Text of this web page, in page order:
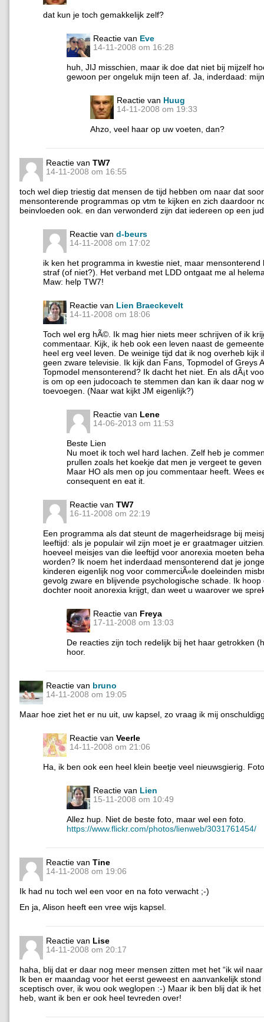
dat kun je toch gemakkelijk zelf?
Reactie van Eve
14-11-2008 om 16:28
huh, JIJ misschien, maar ik doe dat niet bij mijzelf
gewoon per ongeluk mijn teen af. Ja, inderdaad:
Reactie van Huug
14-11-2008 om 19:33
Ahzo, veel haar op uw voeten, dan?
Reactie van TW7
14-11-2008 om 16:55
toch wel diep triestig dat mensen de tijd hebben om naar dat
mensonterende programmas op vtm te kijken en zich daardoor
beinvloeden ook. en dan verwonderd zijn dat iedereen op een
Reactie van d-beurs
14-11-2008 om 17:02
ik ken het programma in kwestie niet, maar mensonterend
straf (of niet?). Het verband met LDD ontgaat me al
Maw: help TW7!
Reactie van Lien Braeckevelt
14-11-2008 om 18:06
Toch wel erg hÃ©. Ik mag hier niets meer schrijven of ik
commentaar. Kijk, ik heb ook een leven naast de
heel erg veel leven. De weinige tijd dat ik nog overheb kijk
geen zware televisie. Ik kijk dan Fans, Topmodel of Greys
Topmodel mensonterend? Ik dacht het niet. En als dÃ¡t
is om op een judocoach te stemmen dan kan ik daar nog
toevoegen. (Naar wat kijkt JM eigenlijk?)
Reactie van Lene
14-06-2013 om 11:53
Beste Lien
Nu moet ik toch wel hard lachen. Zelf heb je
prullen zoals het koekje dat men je vergeet te geven
Maar HO als men op jou commentaar heeft. Wees
consequent en eat it.
Reactie van TW7
16-11-2008 om 22:19
Een programma als dat steunt de magerheidsrage bij
leeftijd: als je populair wil zijn moet je er graatmager
hoeveel meisjes van die leeftijd voor anorexia moeten
worden? Ik noem het inderdaad mensonterend dat je
kinderen eigenlijk nog voor commerciÃ«le doeleinden
gevolg zware en blijvende psychologische schade. Ik hoop
dochter nooit anorexia krijgt, dan weet u waarover we
Reactie van Freya
17-11-2008 om 13:03
De reacties zijn toch redelijk bij het haar getrokken
hoor.
Reactie van bruno
14-11-2008 om 19:05
Maar hoe ziet het er nu uit, uw kapsel, zo vraag ik mij
Reactie van Veerle
14-11-2008 om 21:06
Ha, ik ben ook een heel klein beetje veel nieuwsgierig.
Reactie van Lien
15-11-2008 om 10:49
Allez hup. Niet de beste foto, maar wel een foto.
https://www.flickr.com/photos/lienweb/3031761454/
Reactie van Tine
14-11-2008 om 19:06
Ik had nu toch wel een voor en na foto verwacht ;-)
En ja, Alison heeft een vree wijs kapsel.
Reactie van Lise
14-11-2008 om 20:17
haha, blij dat er daar nog meer mensen zitten met het “ik wil
Ik ben er maandag voor het eerst geweest en aanvankelijk stond
sceptisch over, ik wou ook weglopen :-) Maar ik ben blij dat ik het
heb, want ik ben er ook heel tevreden over!